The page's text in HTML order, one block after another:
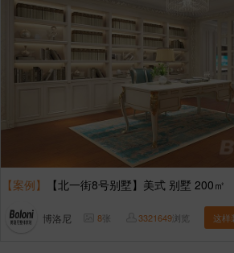
【案例】 【北一街8号别墅】美式 别墅 200㎡
博洛尼 8张 3321649浏览 这样